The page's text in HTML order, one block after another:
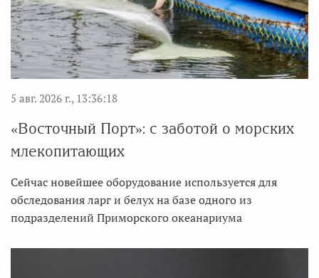
5 авг. 2026 г., 13:36:18
«Восточный Порт»: с заботой о морских
млекопитающих
Сейчас новейшее оборудование используется для
обследования ларг и белух на базе одного из
подразделений Приморского океанариума